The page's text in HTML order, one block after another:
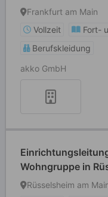
Frankfurt am Main
Vollzeit
Fort-
Berufskleidung
akko GmbH
Wohngruppe in
Rüsselsheim am